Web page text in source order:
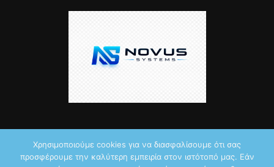
Χρησιμοποιούμε cookies για να διασφαλίσουμε ότι σας
προσφέρουμε την καλύτερη εμπειρία στον ιστότοπό μας. Εάν